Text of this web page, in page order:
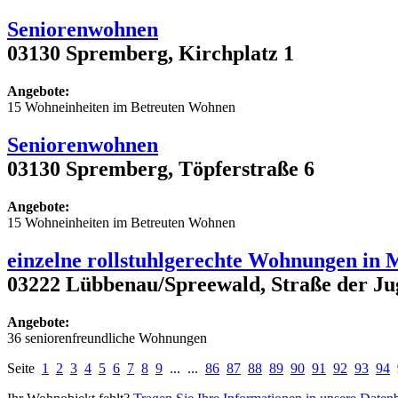
Seniorenwohnen
03130 Spremberg, Kirchplatz 1
Angebote:
15 Wohneinheiten im Betreuten Wohnen
Seniorenwohnen
03130 Spremberg, Töpferstraße 6
Angebote:
15 Wohneinheiten im Betreuten Wohnen
einzelne rollstuhlgerechte Wohnungen in
03222 Lübbenau/Spreewald, Straße der
Angebote:
36 seniorenfreundliche Wohnungen
Seite 1 2 3 4 5 6 7 8 9 ... ... 86 87 88 89 90 91 92 93 94